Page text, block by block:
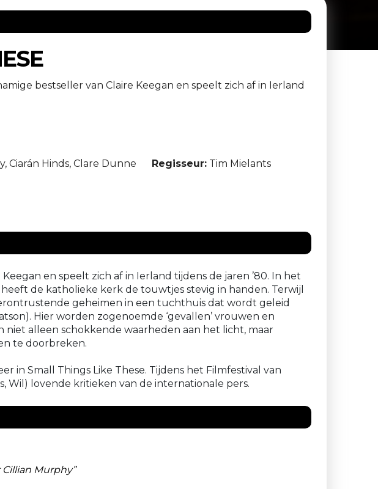
bestseller van Claire Keegan en speelt zich af in Ierland
Ciarán Hinds, Clare Dunne Regisseur:Tim Mielants
en speelt zich af in Ierland tijdens de jaren ’80. In het
de katholieke kerk de touwtjes stevig in handen. Terwijl
geheimen in een tuchthuis dat wordt geleid
Hier worden zogenoemde ‘gevallen’ vrouwen en
alleen schokkende waarheden aan het licht, maar
te doorbreken.
in Small Things Like These. Tijdens het Filmfestival van
Wil) lovende kritieken van de internationale pers.
Murphy”